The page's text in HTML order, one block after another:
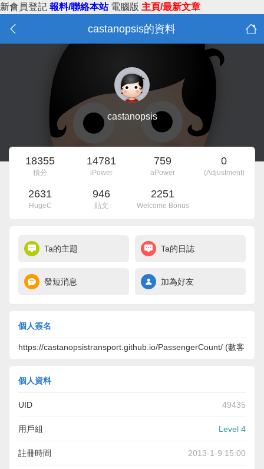
新會員登記 報料/聯絡本站 電腦版 主頁/最新文章
castanopsis的資料
castanopsis
18355
積分
14781
iPower
759
aPower
0
(Adjustment)
2631
HugeC
946
貼文
2251
Welcome Bonus
Ta的主題 Ta的日誌
發短消息 加為好友
個人簽名
https://castanopsistransport.github.io/PassengerCount/ (數客
個人資料
UID 49435
用戶組 Level 4
註冊時間 2013-1-9 15:00